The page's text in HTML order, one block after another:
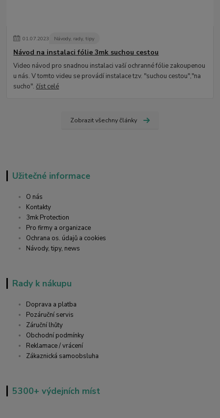
01.07.2023 Návody, rady, tipy
Návod na instalaci fólie 3mk suchou cestou
Video návod pro snadnou instalaci vaší ochranné fólie zakoupenou
u nás. V tomto videu se provádí instalace tzv. "suchou cestou","na
sucho".číst celé
Zobrazit všechny články
Užitečné informace
O nás
Kontakty
3mk Protection
Pro firmy a organizace
Ochrana os. údajů a cookies
Návody, tipy, news
Rady k nákupu
Doprava a platba
Pozáruční servis
Záruční lhůty
Obchodní podmínky
Reklamace / vrácení
Zákaznická samoobsluha
5300+ výdejních míst